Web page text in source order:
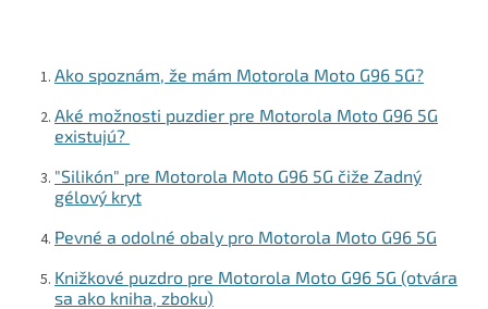
v
ý
p
i
u
Ako spoznám, že mám Motorola Moto G96 5G?
Aké možnosti puzdier pre Motorola Moto G96 5G
existujú?
"Silikón" pre Motorola Moto G96 5G čiže Zadný
gélový kryt
Pevné a odolné obaly pro Motorola Moto G96 5G
Knižkové puzdro pre Motorola Moto G96 5G (otvára
sa ako kniha, zboku)